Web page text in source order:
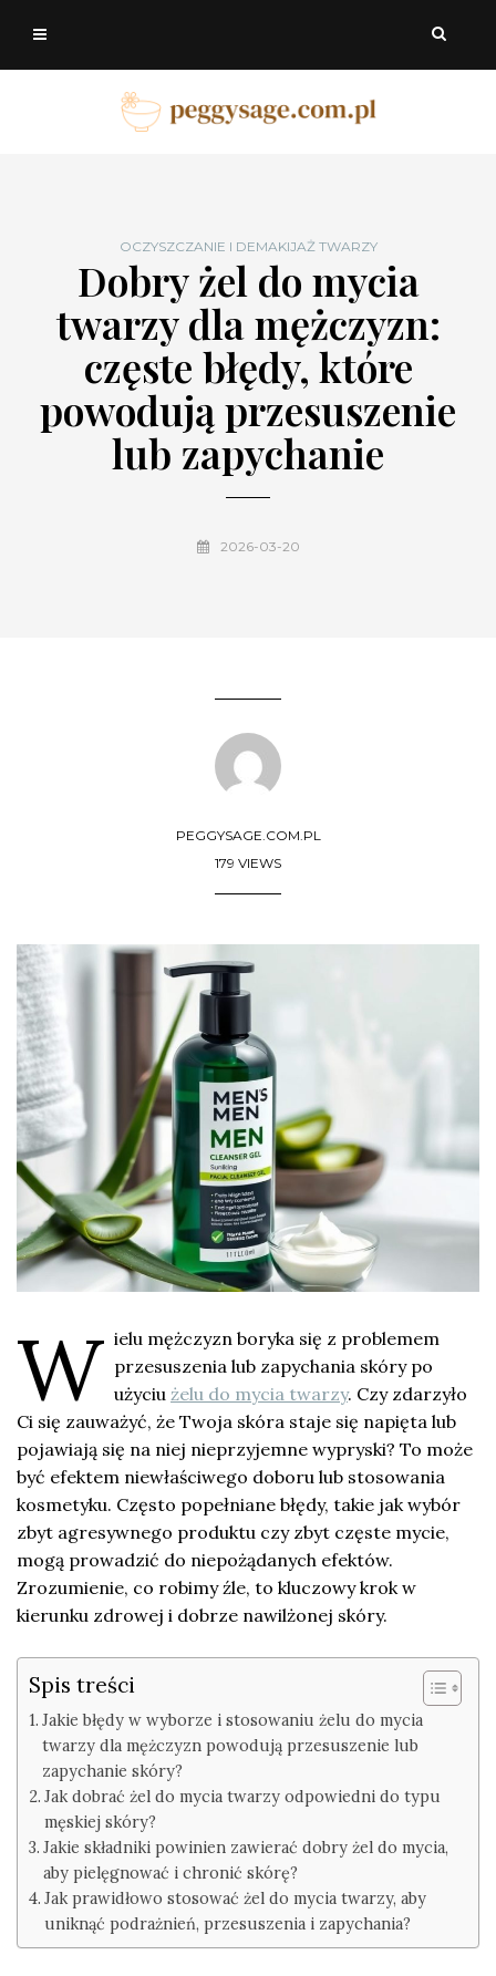
OCZYSZCZANIE I DEMAKIJAŻ TWARZY
Dobry żel do mycia
twarzy dla mężczyzn:
częste błędy, które
powodują przesuszenie
lub zapychanie
2026-03-20
PEGGYSAGE.COM.PL
179 VIEWS
W ielu mężczyzn boryka się z problemem
przesuszenia lub zapychania skóry po
użyciu żelu do mycia twarzy. Czy zdarzyło
Ci się zauważyć, że Twoja skóra staje się napięta lub
pojawiają się na niej nieprzyjemne wypryski? To może
być efektem niewłaściwego doboru lub stosowania
kosmetyku. Często popełniane błędy, takie jak wybór
zbyt agresywnego produktu czy zbyt częste mycie,
mogą prowadzić do niepożądanych efektów.
Zrozumienie, co robimy źle, to kluczowy krok w
kierunku zdrowej i dobrze nawilżonej skóry.
Spis treści
Jakie błędy w wyborze i stosowaniu żelu do mycia
twarzy dla mężczyzn powodują przesuszenie lub
zapychanie skóry?
Jak dobrać żel do mycia twarzy odpowiedni do typu
męskiej skóry?
Jakie składniki powinien zawierać dobry żel do mycia,
aby pielęgnować i chronić skórę?
Jak prawidłowo stosować żel do mycia twarzy, aby
uniknąć podrażnień, przesuszenia i zapychania?